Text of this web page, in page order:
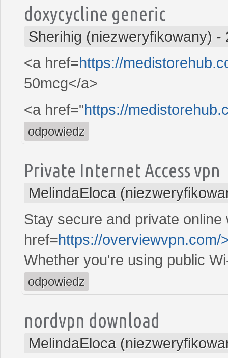
doxycycline generic
Sherihig (niezweryfikowany) -
<a href=https://
50mcg</a>
<a href="https://
odpowiedz
Private Internet Access vpn
MelindaEloca
Stay secure and private online
href=https://overviewvpn.com/
Whether you're using public
odpowiedz
nordvpn download
MelindaEloca